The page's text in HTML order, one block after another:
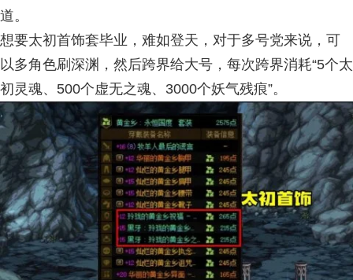
道。
想要太初首饰套毕业，难如登天，对于多号党来说，可
以多角色刷深渊，然后跨界给大号，每次跨界消耗“5个太
初灵魂、500个虚无之魂、3000个妖气残痕”。